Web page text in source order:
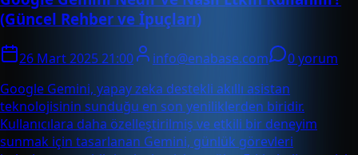
(Güncel Rehber ve İpuçları)
26 Mart 2025 21:00 info@enabase.com
0 yorum
Google Gemini, yapay zeka destekli akıllı asistan
teknolojisinin sunduğu en son yeniliklerden biridir.
Kullanıcılara daha özelleştirilmiş ve etkili bir deneyim
sunmak için tasarlanan Gemini, günlük görevleri